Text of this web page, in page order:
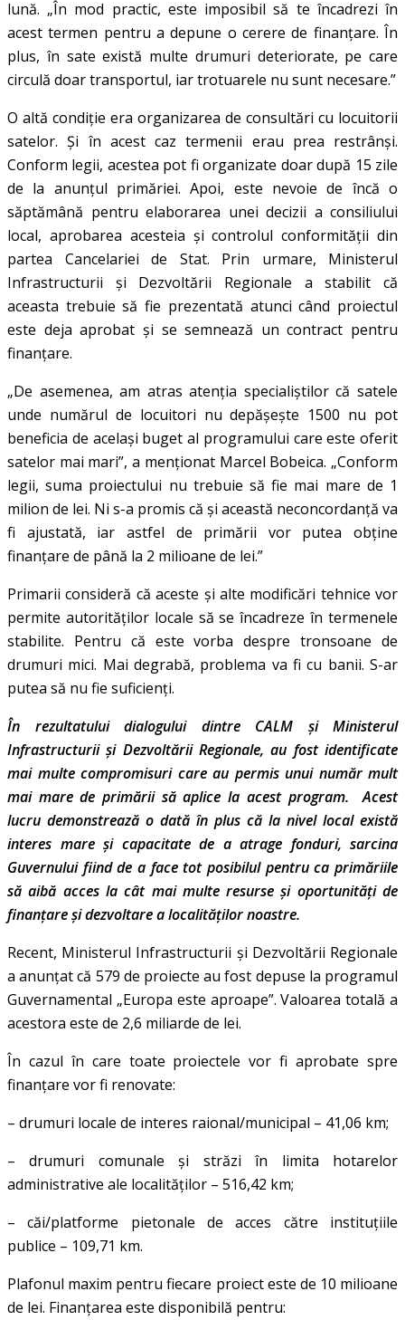
lună. „În mod practic, este imposibil să te încadrezi în
acest termen pentru a depune o cerere de finanțare. În
plus, în sate există multe drumuri deteriorate, pe care
circulă doar transportul, iar trotuarele nu sunt necesare.”
O altă condiție era organizarea de consultări cu locuitorii
satelor. Și în acest caz termenii erau prea restrânși.
Conform legii, acestea pot fi organizate doar după 15 zile
de la anunțul primăriei. Apoi, este nevoie de încă o
săptămână pentru elaborarea unei decizii a consiliului
local, aprobarea acesteia și controlul conformității din
partea Cancelariei de Stat. Prin urmare, Ministerul
Infrastructurii și Dezvoltării Regionale a stabilit că
aceasta trebuie să fie prezentată atunci când proiectul
este deja aprobat și se semnează un contract pentru
finanțare.
„De asemenea, am atras atenția specialiștilor că satele
unde numărul de locuitori nu depășește 1500 nu pot
beneficia de același buget al programului care este oferit
satelor mai mari”, a menționat Marcel Bobeica. „Conform
legii, suma proiectului nu trebuie să fie mai mare de 1
milion de lei. Ni s-a promis că și această neconcordanță va
fi ajustată, iar astfel de primării vor putea obține
finanțare de până la 2 milioane de lei.”
Primarii consideră că aceste și alte modificări tehnice vor
permite autorităților locale să se încadreze în termenele
stabilite. Pentru că este vorba despre tronsoane de
drumuri mici. Mai degrabă, problema va fi cu banii. S-ar
putea să nu fie suficienți.
În rezultatului dialogului dintre CALM și Ministerul
Infrastructurii și Dezvoltării Regionale, au fost identificate
mai multe compromisuri care au permis unui număr mult
mai mare de primării să aplice la acest program. Acest
lucru demonstrează o dată în plus că la nivel local există
interes mare și capacitate de a atrage fonduri, sarcina
Guvernului fiind de a face tot posibilul pentru ca primăriile
să aibă acces la cât mai multe resurse și oportunități de
finanțare și dezvoltare a localităților noastre.
Recent, Ministerul Infrastructurii și Dezvoltării Regionale
a anunțat că 579 de proiecte au fost depuse la programul
Guvernamental „Europa este aproape”. Valoarea totală a
acestora este de 2,6 miliarde de lei.
În cazul în care toate proiectele vor fi aprobate spre
finanțare vor fi renovate:
– drumuri locale de interes raional/municipal – 41,06 km;
– drumuri comunale și străzi în limita hotarelor
administrative ale localităților – 516,42 km;
– căi/platforme pietonale de acces către instituțiile
publice – 109,71 km.
Plafonul maxim pentru fiecare proiect este de 10 milioane
de lei. Finanțarea este disponibilă pentru: